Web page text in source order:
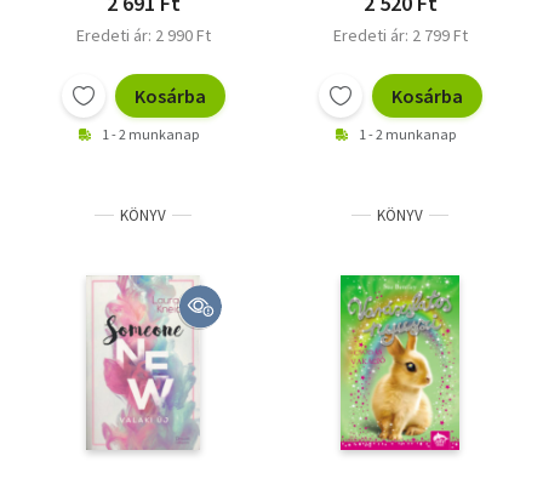
Eredeti ár: 2 990 Ft
Kosárba
1 - 2 munkanap
Eredeti ár: 2 799 Ft
Kosárba
1 - 2 munkanap
KÖNYV KÖNYV